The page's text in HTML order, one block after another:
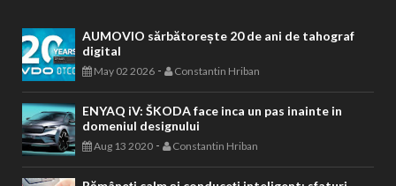
AUMOVIO sărbătorește 20 de ani de tahograf
digital
May 02 2026 - Constantin Hriban
ENYAQ iV: ŠKODA face inca un pas inainte in
domeniul designului
Aug 13 2020 - Constantin Hriban